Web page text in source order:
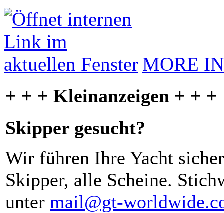
MORE
+ + + Kleinanzeigen + + +
Skipper gesucht?
Wir führen Ihre Yacht
Skipper, alle Scheine.
unter mail@gt-